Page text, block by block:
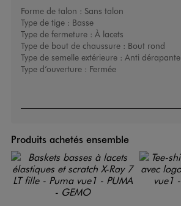
Forme de talon : Sans talon
Type de tige : Basse
Type de fermeture : À lacets
Type de bout de chaussure : Bout rond
Type de semelle extérieure : Anti dérapante
Type d’ouverture : Fermée
Produits achetés ensemble